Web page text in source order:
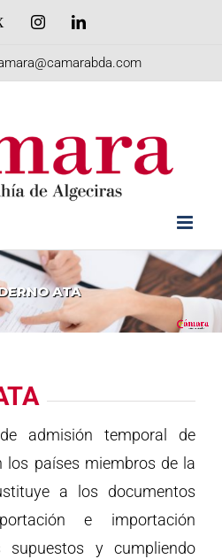
InstagramLinkedIn
ATA
admisión temporal de
los países miembros de la
a los documentos
e importación
supuestos y cumpliendo